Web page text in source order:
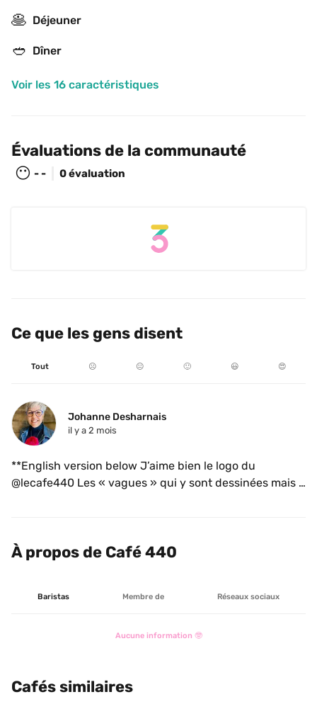
🥞 Déjeuner
🥙 Dîner
Voir les 16 caractéristiques
Évaluations de la communauté
😶 - - 0 évaluation
Ce que les gens disent
Tout ☹️ 😐 🙂 😃 😍
Johanne Desharnais
il y a 2 mois
**English version below J’aime bien le logo du
@lecafe440 Les « vagues » qui y sont dessinées mais
•
non-profit organization, nice. A place to keep an eye on
À propos de Café 440
Baristas Membre de Réseaux sociaux
Aucune information 🤓
Cafés similaires